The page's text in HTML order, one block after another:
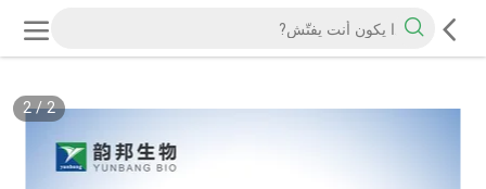
1
/
2